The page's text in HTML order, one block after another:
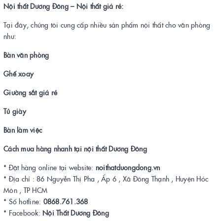
Nội thất Dương Đông – Nội thất giá rẻ:
Tại đây, chúng tôi cung cấp nhiều sản phẩm nội thất cho văn phòng
như:
Bàn văn phòng
Ghế xoay
Giường sắt giá rẻ
Tủ giày
Bàn làm việc
Cách mua hàng nhanh tại nội thất Dương Đông
* Đặt hàng online tại website: noithatduongdong.vn
* Địa chỉ : 86 Nguyễn Thị Pha , Ấp 6 , Xã Đông Thạnh , Huyện Hóc
Môn , TP HCM
* Số hotline: 0868.761.368
* Facebook: Nội Thất Dương Đông